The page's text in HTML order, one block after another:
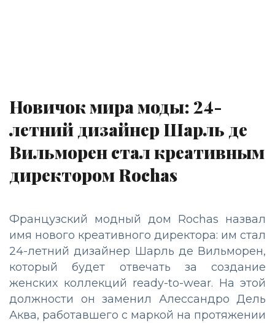
Новичок мира моды: 24-
летний дизайнер Шарль де
Вильморен стал креативным
директором Rochas
Французский модный дом Rochas назвал
имя нового креативного директора: им стал
24-летний дизайнер Шарль де Вильморен,
который будет отвечать за создание
женских коллекций ready-to-wear. На этой
должности он заменил Алессандро Дель
Аква, работавшего с маркой на протяжении